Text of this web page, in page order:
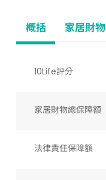
概括 家居財物
10Life評分
家居財物總保障額
法律責任保障額